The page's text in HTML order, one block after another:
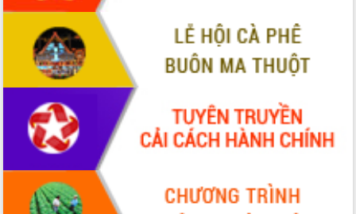
Gặp mặt các cơ quan báo chí nhân Kỷ
niệm 101 năm Ngày Báo chí Cách
mạng Việt Nam
Đắk Lắk sơ kết 4 năm triển khai thực
hiện Đề án 06 của Chính phủ
Họp báo thông tin về Hội nghị Công bố
Quy hoạch và Xúc tiến đầu tư tỉnh Đắk
Lắk
Khơi thông điểm nghẽn, đẩy nhanh
giải ngân vốn khắc phục thiên tai
HĐND tỉnh thông qua điều chỉnh Quy
hoạch tỉnh thời kỳ 2021-2030